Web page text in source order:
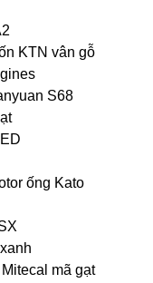
KTN vân gỗ
S68
ống Kato
mã gạt